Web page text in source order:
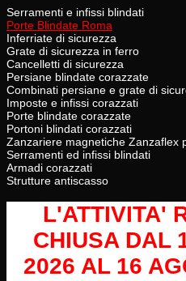
Serramenti e infissi blindati
Porte Blindate Roma
Inferriate di sicurezza
Grate di sicurezza in ferro
Cancelletti di sicurezza
Persiane blindate corazzate
Combinati persiane e grate di
Imposte e infissi corazzati
Porte blindate corazzate
Portoni blindati corazzati
Zanzariere magnetiche Zanzaflex
Serramenti ed infissi blindati
Armadi corazzati
Strutture antiscasso
L'ATTIVITA'
CHIUSA DAL
2026 AL 16